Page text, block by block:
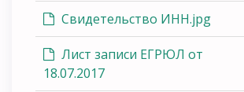
Свидетельство ИНН.jpg
Лист записи ЕГРЮЛ от
18.07.2017